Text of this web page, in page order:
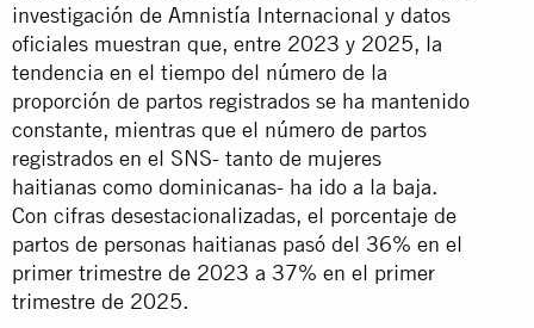
investigación de Amnistía Internacional y datos
oficiales muestran que, entre 2023 y 2025, la
tendencia en el tiempo del número de la
proporción de partos registrados se ha mantenido
constante, mientras que el número de partos
registrados en el SNS- tanto de mujeres
haitianas como dominicanas- ha ido a la baja.
Con cifras desestacionalizadas, el porcentaje de
partos de personas haitianas pasó del 36% en el
primer trimestre de 2023 a 37% en el primer
trimestre de 2025.